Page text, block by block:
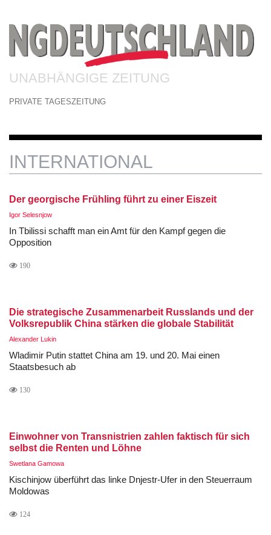
UNABHÄNGIGE ZEITUNG
PRIVATE TAGESZEITUNG
INTERNATIONAL
Der georgische Frühling führt zu einer Eiszeit
Igor Selesnjow
In Tbilissi schafft man ein Amt für den Kampf gegen die
Opposition
190
Die strategische Zusammenarbeit Russlands und der
Volksrepublik China stärken die globale Stabilität
Alexander Lukin
Wladimir Putin stattet China am 19. und 20. Mai einen
Staatsbesuch ab
130
Einwohner von Transnistrien zahlen faktisch für sich
selbst die Renten und Löhne
Swetlana Gamowa
Kischinjow überführt das linke Dnjestr-Ufer in den Steuerraum
Moldowas
124